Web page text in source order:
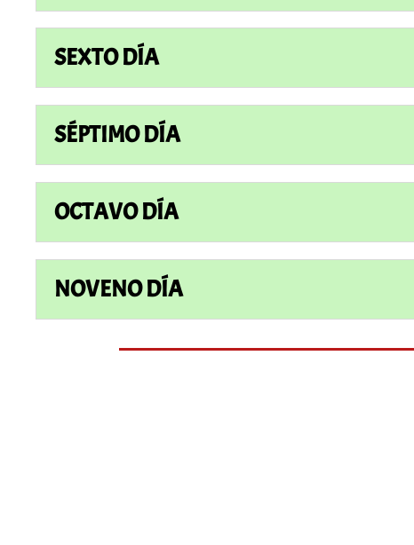
SEXTO DÍA
SÉPTIMO DÍA
OCTAVO DÍA
NOVENO DÍA